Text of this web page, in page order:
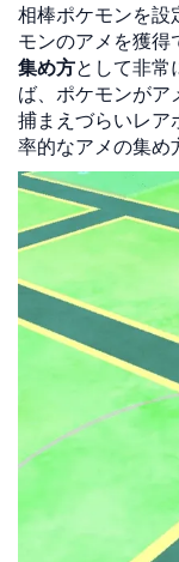
相棒ポケモンを設
モンのアメを獲得
集め方として非常
ば、ポケモンがア
捕まえづらいレア
率的なアメの集め